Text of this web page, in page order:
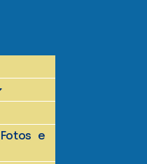
e